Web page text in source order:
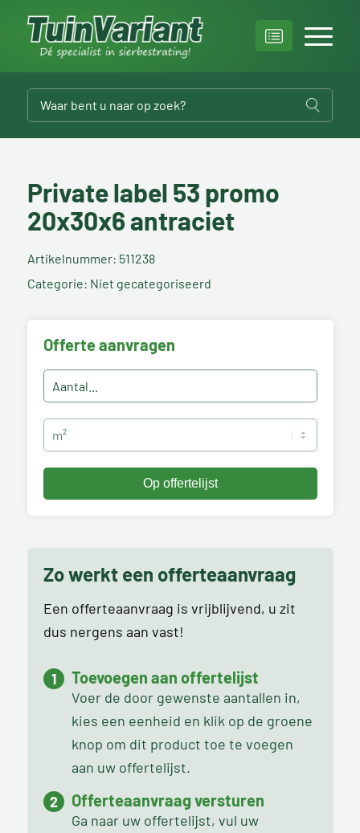
Private label 53 promo
20x30x6 antraciet
Artikelnummer: 511238
Categorie: Niet gecategoriseerd
Offerte aanvragen
Zo werkt een offerteaanvraag
Een offerteaanvraag is vrijblijvend, u zit
dus nergens aan vast!
Toevoegen aan offertelijst
Voer de door gewenste aantallen in,
kies een eenheid en klik op de groene
knop om dit product toe te voegen
aan uw offertelijst.
Offerteaanvraag versturen
Ga naar uw offertelijst, vul uw